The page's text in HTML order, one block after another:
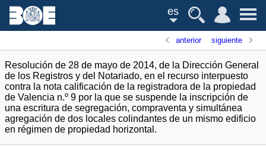
es
anterior siguiente
Resolución de 28 de mayo de 2014, de la Dirección General
de los Registros y del Notariado, en el recurso interpuesto
contra la nota calificación de la registradora de la propiedad
de Valencia n.º 9 por la que se suspende la inscripción de
una escritura de segregación, compraventa y simultánea
agregación de dos locales colindantes de un mismo edificio
en régimen de propiedad horizontal.